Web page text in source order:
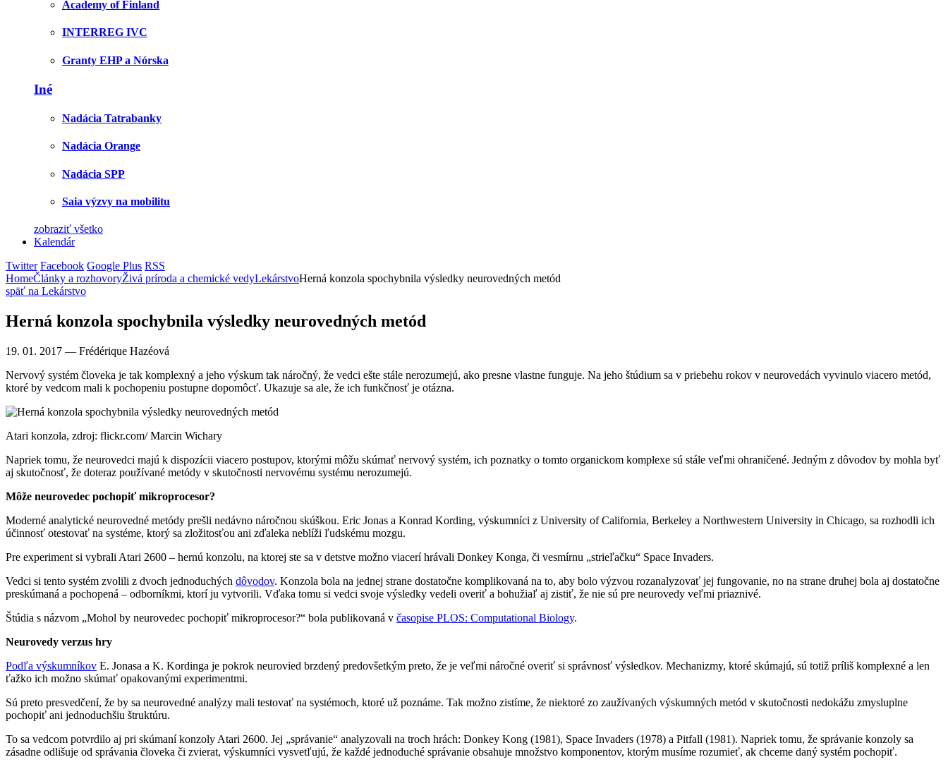
Academy of Finland
INTERREG IVC
Granty EHP a Nórska
Iné
Nadácia Tatrabanky
Nadácia Orange
Nadácia SPP
Saia výzvy na mobilitu
zobraziť všetko
Kalendár
Twitter Facebook Google Plus RSS
HomeČlánky a rozhovoryŽivá príroda a chemické vedyLekárstvoHerná konzola spochybnila výsledky neurovedných metód
späť na Lekárstvo
Herná konzola spochybnila výsledky neurovedných metód
19. 01. 2017 — Frédérique Hazéová
Nervový systém človeka je tak komplexný a jeho výskum tak náročný, že vedci ešte stále nerozumejú, ako presne vlastne funguje. Na jeho štúdium sa v priebehu rokov v neurovedách vyvinulo viacero metód,
ktoré by vedcom mali k pochopeniu postupne dopomôcť. Ukazuje sa ale, že ich funkčnosť je otázna.
Atari konzola, zdroj: flickr.com/ Marcin Wichary
Napriek tomu, že neurovedci majú k dispozícii viacero postupov, ktorými môžu skúmať nervový systém, ich poznatky o tomto organickom komplexe sú stále veľmi ohraničené. Jedným z dôvodov by mohla byť
aj skutočnosť, že doteraz používané metódy v skutočnosti nervovému systému nerozumejú.
Môže neurovedec pochopiť mikroprocesor?
Moderné analytické neurovedné metódy prešli nedávno náročnou skúškou. Eric Jonas a Konrad Kording, výskumníci z University of California, Berkeley a Northwestern University in Chicago, sa rozhodli ich
účinnosť otestovať na systéme, ktorý sa zložitosťou ani zďaleka neblíži ľudskému mozgu.
Pre experiment si vybrali Atari 2600 – hernú konzolu, na ktorej ste sa v detstve možno viacerí hrávali Donkey Konga, či vesmírnu „strieľačku“ Space Invaders.
Vedci si tento systém zvolili z dvoch jednoduchých dôvodov. Konzola bola na jednej strane dostatočne komplikovaná na to, aby bolo výzvou rozanalyzovať jej fungovanie, no na strane druhej bola aj dostatočne
preskúmaná a pochopená – odborníkmi, ktorí ju vytvorili. Vďaka tomu si vedci svoje výsledky vedeli overiť a bohužiaľ aj zistiť, že nie sú pre neurovedy veľmi priaznivé.
Štúdia s názvom „Mohol by neurovedec pochopiť mikroprocesor?“ bola publikovaná v časopise PLOS: Computational Biology.
Neurovedy verzus hry
Podľa výskumníkov E. Jonasa a K. Kordinga je pokrok neurovied brzdený predovšetkým preto, že je veľmi náročné overiť si správnosť výsledkov. Mechanizmy, ktoré skúmajú, sú totiž príliš komplexné a len
ťažko ich možno skúmať opakovanými experimentmi.
Sú preto presvedčení, že by sa neurovedné analýzy mali testovať na systémoch, ktoré už poznáme. Tak možno zistíme, že niektoré zo zaužívaných výskumných metód v skutočnosti nedokážu zmysluplne
pochopiť ani jednoduchšiu štruktúru.
To sa vedcom potvrdilo aj pri skúmaní konzoly Atari 2600. Jej „správanie“ analyzovali na troch hrách: Donkey Kong (1981), Space Invaders (1978) a Pitfall (1981). Napriek tomu, že správanie konzoly sa
zásadne odlišuje od správania človeka či zvierat, výskumníci vysvetľujú, že každé jednoduché správanie obsahuje množstvo komponentov, ktorým musíme rozumieť, ak chceme daný systém pochopiť.